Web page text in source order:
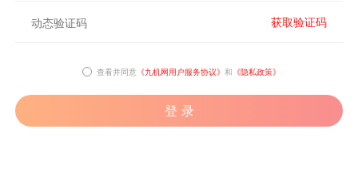
获取验证码
查看并同意 《九机网用户服务协议》 和 《隐私政策》
登 录